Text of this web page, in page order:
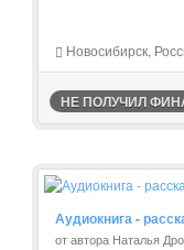
Новосибирск,
НЕ ПОЛУЧИЛ
Аудиокнига -
от автора Наталья